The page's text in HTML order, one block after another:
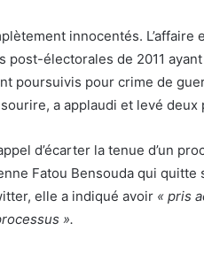
innocentés.
électorales de 2011
poursuivis pour crime de
a applaudi et levé
d’écarter la tenue d’un
Fatou Bensouda qui quitte
elle a indiqué avoir « pris
».